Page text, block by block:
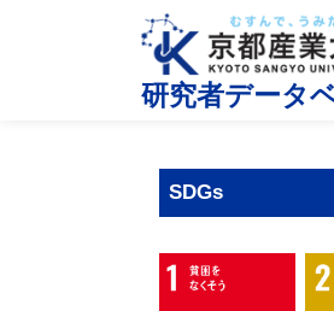
研究者データ
SDGs